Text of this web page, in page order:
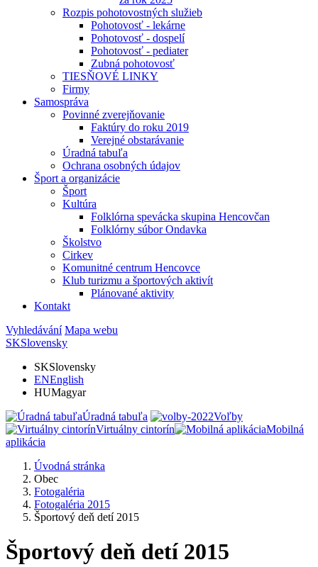
Rozpis pohotovostných služieb
Pohotovosť - lekárne
Pohotovosť - dospelí
Pohotovosť - pediater
Zubná pohotovosť
TIESŇOVÉ LINKY
Firmy
Samospráva
Povinné zverejňovanie
Faktúry do roku 2019
Verejné obstarávanie
Úradná tabuľa
Ochrana osobných údajov
Šport a organizácie
Šport
Kultúra
Folklórna spevácka skupina Hencovčan
Folklórny súbor Ondavka
Školstvo
Cirkev
Komunitné centrum Hencovce
Klub turizmu a športových aktivít
Plánované aktivity
Kontakt
Vyhledávání Mapa webu
SKSlovensky
SKSlovensky
ENEnglish
HUMagyar
Úradná tabuľa
Voľby
Virtuálny cintorín
Mobilná
aplikácia
Úvodná stránka
Obec
Fotogaléria
Fotogaléria 2015
Športový deň detí 2015
Športový deň detí 2015